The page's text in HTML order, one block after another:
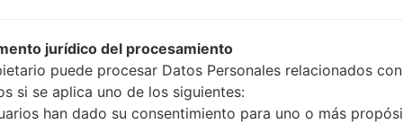
1.2Ghz Qualcomm
cuatro núcleos
1GB
16GB
jurídico del procesamiento
puede procesar Datos Personales relacionados
si se aplica uno de los siguientes:
han dado su consentimiento para uno o más